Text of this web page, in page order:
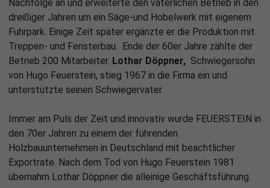
Nachfolge an und erweiterte den väterlichen Betrieb in den
dreißiger Jahren um ein Säge-und Hobelwerk mit eigenem
Fuhrpark. Einige Zeit später ergänzte er die Produktion mit
Treppen- und Fensterbau. Ende der 60er Jahre zählte der
Betrieb 200 Mitarbeiter. Lothar Döppner, Schwiegersohn
von Hugo Feuerstein, stieg 1967 in die Firma ein und
unterstützte seinen Schwiegervater.
Immer am Puls der Zeit und innovativ wurde FEUERSTEIN in
den 70er Jahren zu einem der führenden
Holzbauunternehmen in Deutschland mit beachtlicher
Exportrate. Nach dem Tod von Hugo Feuerstein 1981
übernahm Lothar Döppner die alleinige Geschäftsführung.